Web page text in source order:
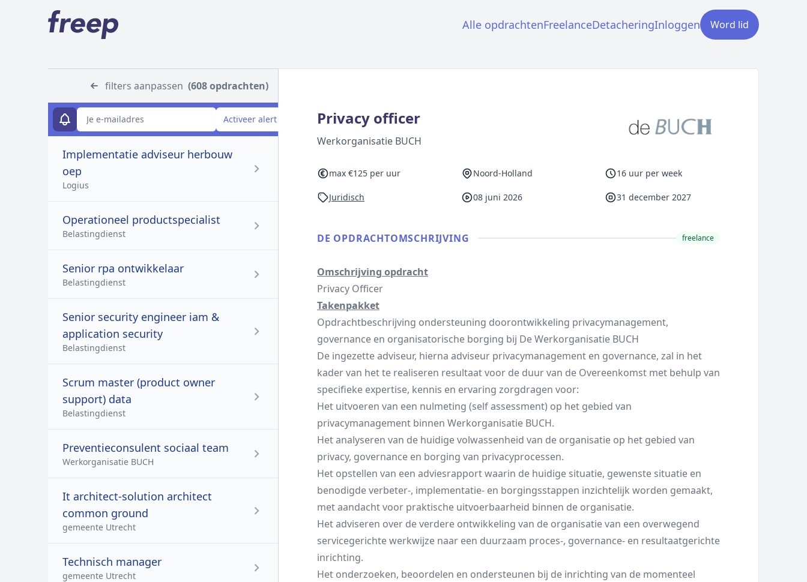
Alle opdrachtenFreelanceDetacheringInloggen Word lid
filters aanpassen (608 opdrachten)
E-mailadres
Activeer alert
Implementatie adviseur herbouw
oep
Logius
Operationeel productspecialist
Belastingdienst
Senior rpa ontwikkelaar
Belastingdienst
Senior security engineer iam &
application security
Belastingdienst
Scrum master (product owner
support) data
Belastingdienst
Preventieconsulent sociaal team
Werkorganisatie BUCH
It architect-solution architect
common ground
gemeente Utrecht
Technisch manager
gemeente Utrecht
Privacy officer
Werkorganisatie BUCH
max €125 per uur Noord-Holland 16 uur per week
Juridisch 08 juni 2026 31 december 2027
DE OPDRACHT­OMSCHRIJVING freelance
Omschrijving opdracht
Privacy Officer
Takenpakket
Opdrachtbeschrijving ondersteuning doorontwikkeling privacymanagement,
governance en organisatorische borging bij De Werkorganisatie BUCH
De ingezette adviseur, hierna adviseur privacymanagement en governance, zal in het
kader van het te realiseren resultaat voor de duur van de Overeenkomst met behulp van
specifieke expertise, kennis en ervaring zorgdragen voor:
Het uitvoeren van een nulmeting (self assessment) op het gebied van
privacymanagement binnen Werkorganisatie BUCH.
Het analyseren van de huidige volwassenheid van de organisatie op het gebied van
privacy, governance en borging van privacyprocessen.
Het opstellen van een adviesrapport waarin de huidige situatie, gewenste situatie en
benodigde verbeter-, implementatie- en borgingsstappen inzichtelijk worden gemaakt,
met aandacht voor praktische uitvoerbaarheid binnen de organisatie.
Het adviseren over de verdere ontwikkeling van de organisatie van een overwegend
servicegerichte werkwijze naar een duurzaam proces-, governance- en resultaatgerichte
inrichting.
Het onderzoeken, beoordelen en ondersteunen bij de inrichting van de momenteel